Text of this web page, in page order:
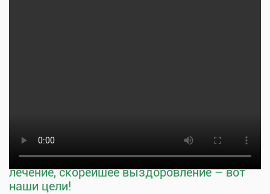
Тщательная профилактика, качественное
лечение, скорейшее выздоровление – вот
наши цели!